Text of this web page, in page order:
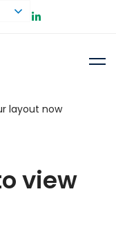
layout now
view